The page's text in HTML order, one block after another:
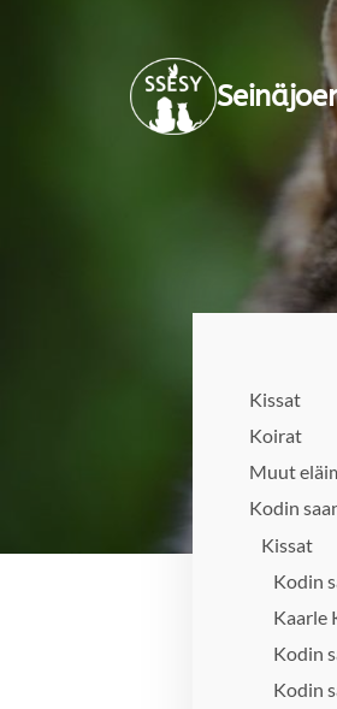
Kissat
Koirat
Muut
Kodin
Kissat
Kodin
Kaarle
Kodin
Kodin